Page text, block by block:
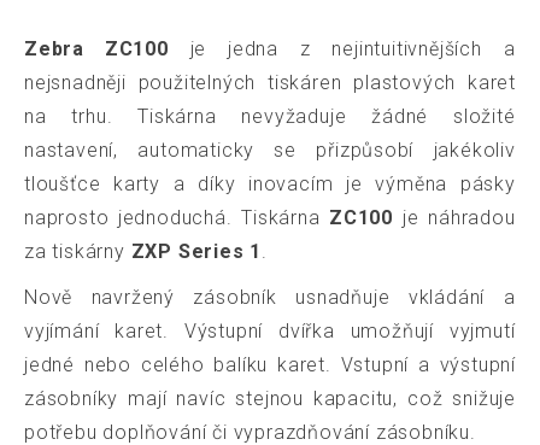
Zebra ZC100 je jedna z nejintuitivnějších a
nejsnadněji použitelných tiskáren plastových karet
na trhu. Tiskárna nevyžaduje žádné složité
nastavení, automaticky se přizpůsobí jakékoliv
tloušťce karty a díky inovacím je výměna pásky
naprosto jednoduchá. Tiskárna ZC100 je náhradou
za tiskárny ZXP Series 1
Nově navržený zásobník usnadňuje vkládání a
vyjímání karet. Výstupní dvířka umožňují vyjmutí
jedné nebo celého balíku karet. Vstupní a výstupní
zásobníky mají navíc stejnou kapacitu, což snižuje
potřebu doplňování či vyprazdňování zásobníku.